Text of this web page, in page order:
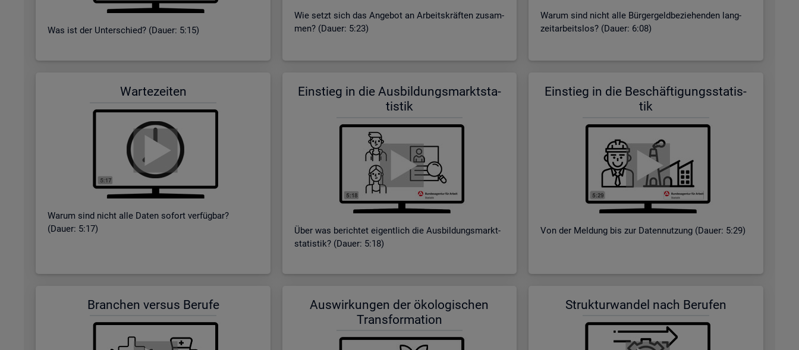
Was ist der Un­ter­schied? (Dauer: 5:15)
Wie setzt sich das An­ge­bot an Ar­beits­kräf­ten zu­sam­
men? (Dauer: 5:23)
Warum sind nicht alle Bür­ger­geld­be­zie­hen­den lang­
zeit­ar­beits­los? (Dauer: 6:08)
War­te­zei­ten
Warum sind nicht alle Daten so­fort ver­füg­bar?
(Dauer: 5:17)
Ein­stieg in die Aus­bil­dungs­markt­sta­
tis­tik
Über was be­rich­tet ei­gent­lich die Aus­bil­dungs­markt­
sta­tis­tik? (Dauer: 5:18)
Ein­stieg in die Be­schäf­ti­gungs­sta­tis­
tik
Von der Mel­dung bis zur Da­ten­nut­zung (Dauer: 5:29)
Bran­chen ver­sus Be­ru­fe
Aus­wir­kun­gen der öko­lo­gi­schen
Trans­for­ma­ti­on
Struk­tur­wan­del nach Be­ru­fen